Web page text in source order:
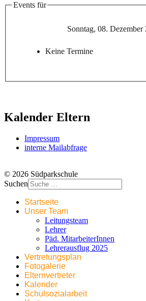
Events für
Sonntag, 08. Dezember
Keine Termine
Kalender Eltern
Impressum
interne Mailabfrage
© 2026 Südparkschule
Suchen
Startseite
Unser Team
Leitungsteam
Lehrer
Päd. MitarbeiterInnen
Lehrerausflug 2025
Vertretungsplan
Fotogalerie
Elternvertreter
Kalender
Schulsozialarbeit